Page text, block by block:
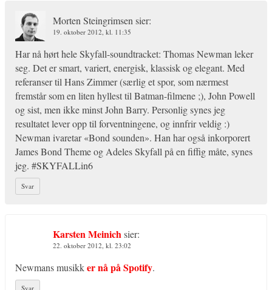
Morten Steingrimsensier:
19. oktober 2012, kl. 11:35
Har nå hørt hele Skyfall-soundtracket: Thomas Newman leker
seg. Det er smart, variert, energisk, klassisk og elegant. Med
referanser til Hans Zimmer (særlig et spor, som nærmest
fremstår som en liten hyllest til Batman-filmene ;), John Powell
og sist, men ikke minst John Barry. Personlig synes jeg
resultatet lever opp til forventningene, og innfrir veldig :)
Newman ivaretar «Bond sounden». Han har også inkorporert
James Bond Theme og Adeles Skyfall på en fiffig måte, synes
jeg. #SKYFALLin6
Svar
Karsten Meinichsier:
22. oktober 2012, kl. 23:02
Newmans musikker nå på Spotify.
Svar